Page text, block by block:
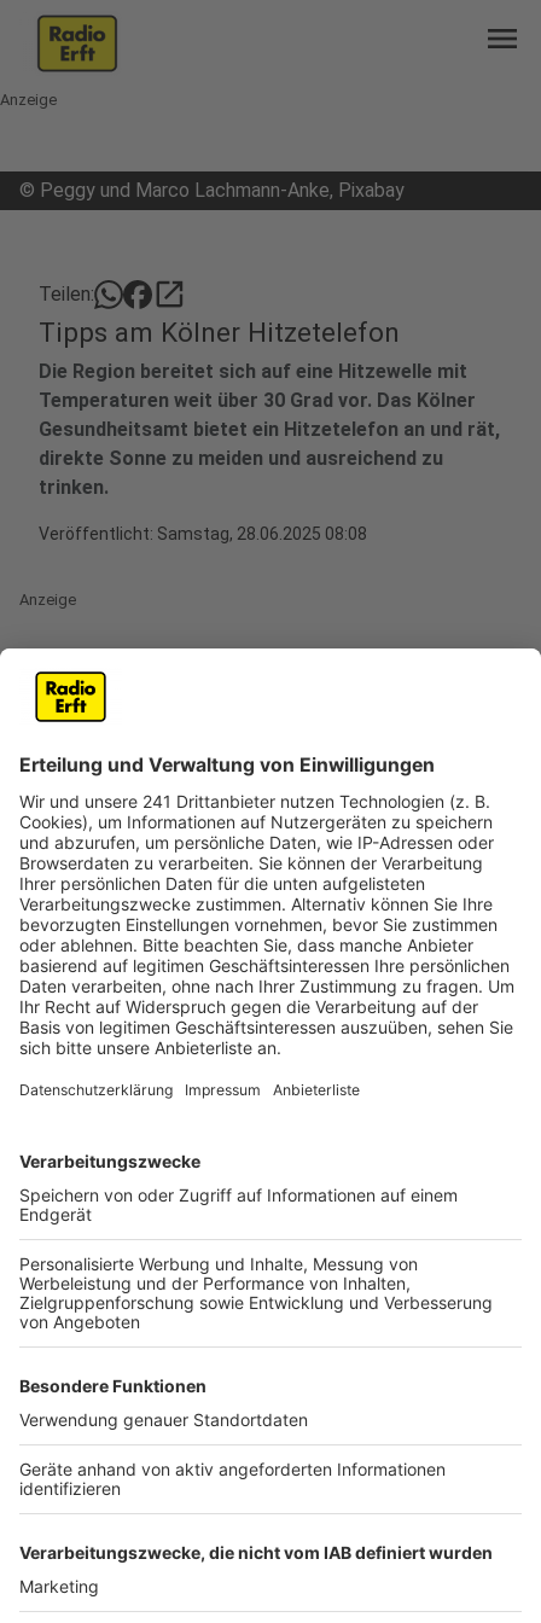
menu
Anzeige
© Peggy und Marco Lachmann-Anke, Pixabay
Teilen: open_in_new
Tipps am Kölner Hitzetelefon
Die Region bereitet sich auf eine Hitzewelle mit
Temperaturen weit über 30 Grad vor. Das Kölner
Gesundheitsamt bietet ein Hitzetelefon an und rät,
direkte Sonne zu meiden und ausreichend zu
trinken.
Veröffentlicht: Samstag, 28.06.2025 08:08
Anzeige
Schutz vor der Sonne und viel trinken
Bis zu 35 Grad und mehr – die Stadt Köln hat sich auf
die bevorstehende Hitzewelle vorbereitet. Es gibt
unter anderem kostenlose Beratungen am
Hitzetelefon des Kölner Gesundheitsamtes. Vor allem
ältere Menschen, kleine Kinder, Schwangere und auch
alle, die im Freien arbeiten oder Sport treiben, sollten
sich vor der Hitze schützen. Geraten wird, die heiße
Mittagszeit und die direkte Sonne zu meiden.
Kopfbedeckung, Sonnenbrille und Sonnencreme sind
genauso wichtig wie genug zu trinken. Das
Möglichkeit, sich kostenlos am Hitzetelefon
zu lassen unter 0221/221-34347.
Anzeige
Weitere Themen von Rhein und Erft
Anzeige
Badeverbot für Pulheimer See
Hürther Feuerwache fast fertig
Drei Vermisste im Rhein
Anzeige